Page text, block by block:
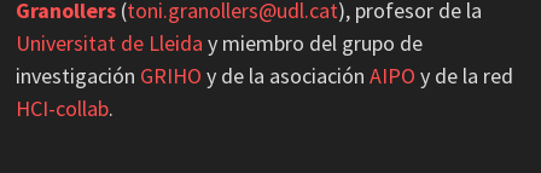
Granollers(toni.granollers@udl.cat), profesor de la
Universitat de Lleida y miembro del grupo de
investigación GRIHO y de la asociación AIPO y de la red
HCI-collab.